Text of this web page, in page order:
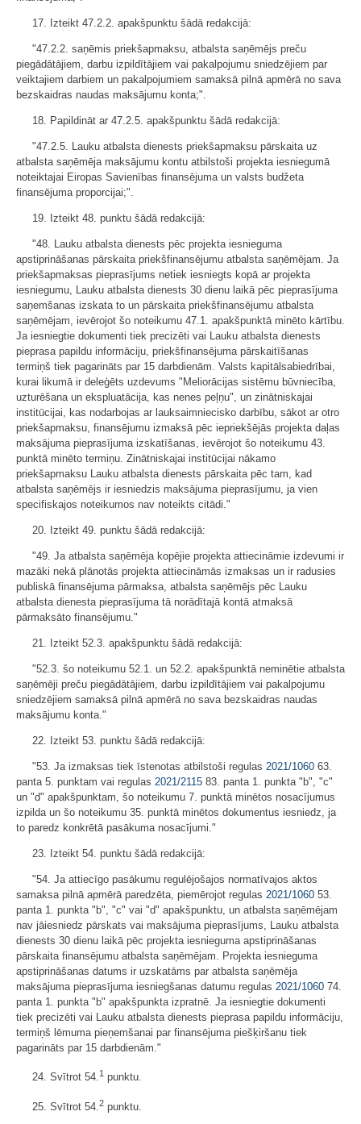
17. Izteikt 47.2.2. apakšpunktu šādā redakcijā:
"47.2.2. saņēmis priekšapmaksu, atbalsta saņēmējs preču
piegādātājiem, darbu izpildītājiem vai pakalpojumu sniedzējiem par
veiktajiem darbiem un pakalpojumiem samaksā pilnā apmērā no sava
bezskaidras naudas maksājumu konta;".
18. Papildināt ar 47.2.5. apakšpunktu šādā redakcijā:
"47.2.5. Lauku atbalsta dienests priekšapmaksu pārskaita uz
atbalsta saņēmēja maksājumu kontu atbilstoši projekta iesniegumā
noteiktajai Eiropas Savienības finansējuma un valsts budžeta
finansējuma proporcijai;".
19. Izteikt 48. punktu šādā redakcijā:
"48. Lauku atbalsta dienests pēc projekta iesnieguma
apstiprināšanas pārskaita priekšfinansējumu atbalsta saņēmējam. Ja
priekšapmaksas pieprasījums netiek iesniegts kopā ar projekta
iesniegumu, Lauku atbalsta dienests 30 dienu laikā pēc pieprasījuma
saņemšanas izskata to un pārskaita priekšfinansējumu atbalsta
saņēmējam, ievērojot šo noteikumu 47.1. apakšpunktā minēto kārtību.
Ja iesniegtie dokumenti tiek precizēti vai Lauku atbalsta dienests
pieprasa papildu informāciju, priekšfinansējuma pārskaitīšanas
termiņš tiek pagarināts par 15 darbdienām. Valsts kapitālsabiedrībai,
kurai likumā ir deleģēts uzdevums "Meliorācijas sistēmu būvniecība,
uzturēšana un ekspluatācija, kas nenes peļņu", un zinātniskajai
institūcijai, kas nodarbojas ar lauksaimniecisko darbību, sākot ar otro
priekšapmaksu, finansējumu izmaksā pēc iepriekšējās projekta daļas
maksājuma pieprasījuma izskatīšanas, ievērojot šo noteikumu 43.
punktā minēto termiņu. Zinātniskajai institūcijai nākamo
priekšapmaksu Lauku atbalsta dienests pārskaita pēc tam, kad
atbalsta saņēmējs ir iesniedzis maksājuma pieprasījumu, ja vien
specifiskajos noteikumos nav noteikts citādi."
20. Izteikt 49. punktu šādā redakcijā:
"49. Ja atbalsta saņēmēja kopējie projekta attiecināmie izdevumi ir
mazāki nekā plānotās projekta attiecināmās izmaksas un ir radusies
publiskā finansējuma pārmaksa, atbalsta saņēmējs pēc Lauku
atbalsta dienesta pieprasījuma tā norādītajā kontā atmaksā
pārmaksāto finansējumu."
21. Izteikt 52.3. apakšpunktu šādā redakcijā:
"52.3. šo noteikumu 52.1. un 52.2. apakšpunktā neminētie atbalsta
saņēmēji preču piegādātājiem, darbu izpildītājiem vai pakalpojumu
sniedzējiem samaksā pilnā apmērā no sava bezskaidras naudas
maksājumu konta."
22. Izteikt 53. punktu šādā redakcijā:
"53. Ja izmaksas tiek īstenotas atbilstoši regulas 2021/1060 63.
panta 5. punktam vai regulas 2021/2115 83. panta 1. punkta "b", "c"
un "d" apakšpunktam, šo noteikumu 7. punktā minētos nosacījumus
izpilda un šo noteikumu 35. punktā minētos dokumentus iesniedz, ja
to paredz konkrētā pasākuma nosacījumi."
23. Izteikt 54. punktu šādā redakcijā:
"54. Ja attiecīgo pasākumu regulējošajos normatīvajos aktos
samaksa pilnā apmērā paredzēta, piemērojot regulas 2021/1060 53.
panta 1. punkta "b", "c" vai "d" apakšpunktu, un atbalsta saņēmējam
nav jāiesniedz pārskats vai maksājuma pieprasījums, Lauku atbalsta
dienests 30 dienu laikā pēc projekta iesnieguma apstiprināšanas
pārskaita finansējumu atbalsta saņēmējam. Projekta iesnieguma
apstiprināšanas datums ir uzskatāms par atbalsta saņēmēja
maksājuma pieprasījuma iesniegšanas datumu regulas 2021/1060 74.
panta 1. punkta "b" apakšpunkta izpratnē. Ja iesniegtie dokumenti
tiek precizēti vai Lauku atbalsta dienests pieprasa papildu informāciju,
termiņš lēmuma pieņemšanai par finansējuma piešķiršanu tiek
pagarināts par 15 darbdienām."
24. Svītrot 54.1 punktu.
25. Svītrot 54. 2 punktu.